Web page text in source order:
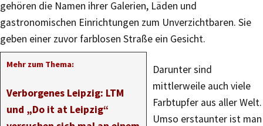
gehören die Namen ihrer Galerien, Läden und
gastronomischen Einrichtungen zum Unverzichtbaren. Sie
geben einer zuvor farblosen Straße ein Gesicht.
Mehr zum Thema:
Verborgenes Leipzig: LTM
und „Do it at Leipzig“
Darunter sind
mittlerweile auch viele
Farbtupfer aus aller Welt.
Umso erstaunter ist man